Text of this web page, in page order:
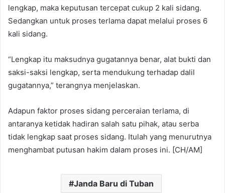
lengkap, maka keputusan tercepat cukup 2 kali sidang.
Sedangkan untuk proses terlama dapat melalui proses 6
kali sidang.
“Lengkap itu maksudnya gugatannya benar, alat bukti dan
saksi-saksi lengkap, serta mendukung terhadap dalil
gugatannya,” terangnya menjelaskan.
Adapun faktor proses sidang perceraian terlama, di
antaranya ketidak hadiran salah satu pihak, atau serba
tidak lengkap saat proses sidang. Itulah yang menurutnya
menghambat putusan hakim dalam proses ini. [CH/AM]
Janda Baru di Tuban